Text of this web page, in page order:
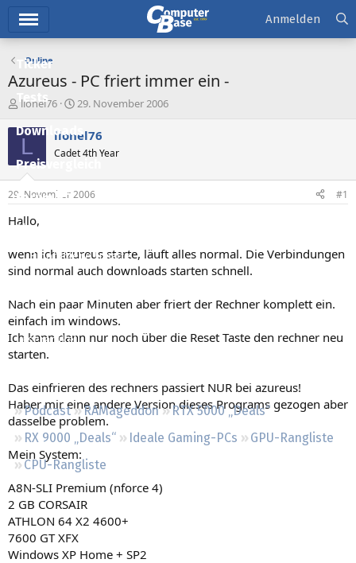
Ticker
Tests
Downloads
Preisvergleich
Forum
Aktuelles
Empfohlene Inhalte
Neueste Aktivitäten
Leserartikel
Podcast RAMageddon
RTX 5000 „Deals“
RX 9000 „Deals“
Ideale Gaming-PCs
GPU-Rangliste
CPU-Rangliste
Anmelden
Online
Azureus - PC friert immer ein -
E
s
e
e
r
lionel76
E
s
e
l
t
29. November 2006
L lionel76
Cadet 4th Year
29. November 2006 #1
Hallo,
wenn ich azureus starte, läuft alles normal. Die Verbindungen
sind normal auch downloads starten schnell.
Nach ein paar Minuten aber friert der Rechner komplett ein.
einfach im windows.
Ich kann dann nur noch über die Reset Taste den rechner neu
starten.
Das einfrieren des rechners passiert NUR bei azureus!
Haber mir eine andere Version dieses Programs gezogen aber
dasselbe problem.
Mein System:
A8N-SLI Premium (nforce 4)
2 GB CORSAIR
ATHLON 64 X2 4600+
7600 GT XFX
Windows XP Home + SP2